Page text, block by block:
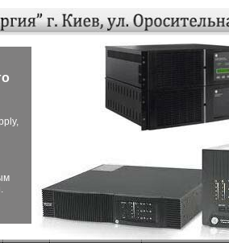
— бензиновые,
Электрогенераторы
«Мировая Енергия»
широкий выбор
Genmac, Geko,
газовых
для разнообразных
и коммерческих нужд.
Генераторов